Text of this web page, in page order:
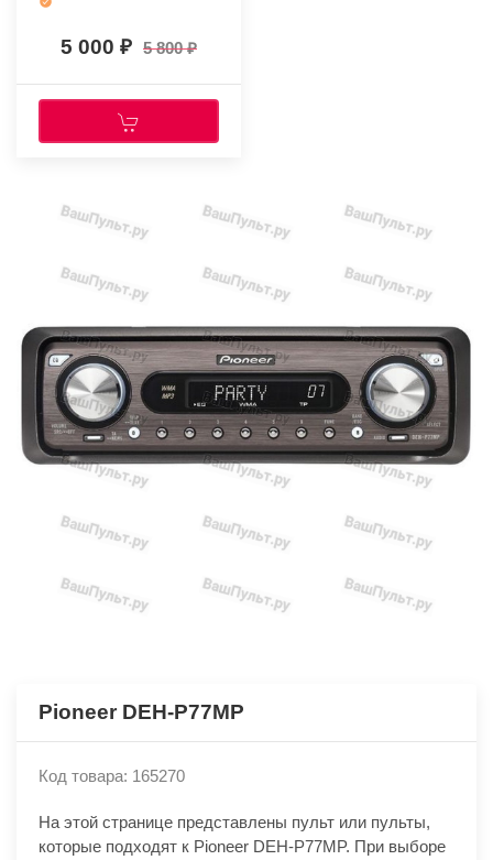
5 000 5 800
Pioneer DEH-P77MP
Код товара: 165270
На этой странице представлены пульт или пульты,
которые подходят к Pioneer DEH-P77MP. При выборе